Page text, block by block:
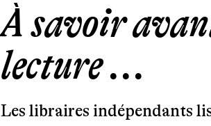
À savoir
lecture ...
Les libraires indépendants